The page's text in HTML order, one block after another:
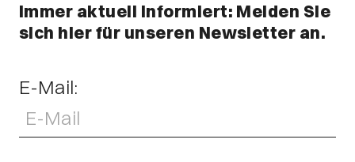
Immer aktuell informiert: Melden Sie
sich hier für unseren Newsletter an.
E-Mail: